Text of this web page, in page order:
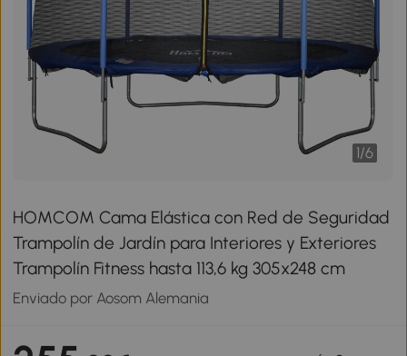
1/6
HOMCOM Cama Elástica con Red de Seguridad
Trampolín de Jardín para Interiores y Exteriores
Trampolín Fitness hasta 113,6 kg 305x248 cm
Enviado por Aosom Alemania